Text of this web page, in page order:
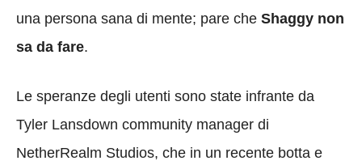
una persona sana di mente; pare che Shaggy non
sa da fare.
Le speranze degli utenti sono state infrante da
Tyler Lansdown community manager di
NetherRealm Studios, che in un recente botta e